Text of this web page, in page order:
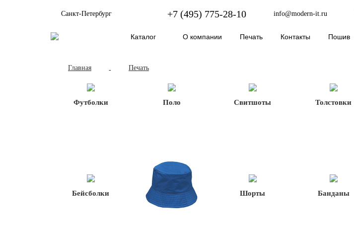
Санкт-Петербург +7 (495) 775-28-10 info@modern-it.ru
Каталог О компании Печать Контакты Пошив
Главная - Печать
Футболки Поло Свитшоты Толстовки
Бейсболки Шорты Банданы